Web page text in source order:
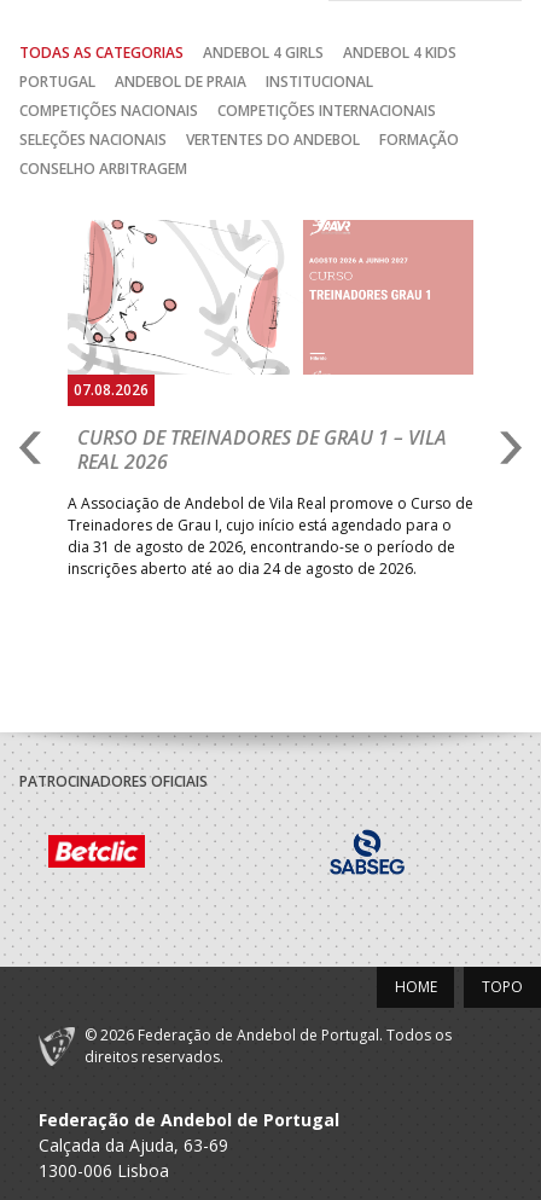
TODAS AS CATEGORIAS ANDEBOL 4 GIRLS
ANDEBOL 4 KIDS
PORTUGAL
ANDEBOL DE PRAIA
INSTITUCIONAL
COMPETIÇÕES NACIONAIS
COMPETIÇÕES INTERNACIONAIS
SELEÇÕES NACIONAIS
VERTENTES DO ANDEBOL
FORMAÇÃO
CONSELHO ARBITRAGEM
07.08.2026
CURSO DE TREINADORES DE GRAU 1 – VILA
REAL 2026
A Associação de Andebol de Vila Real promove o Curso de
Treinadores de Grau I, cujo início está agendado para o
dia 31 de agosto de 2026, encontrando-se o período de
inscrições aberto até ao dia 24 de agosto de 2026.
Anterior
PATROCINADORES OFICIAIS
TOPO
HOME
© 2026 Federação de Andebol de Portugal. Todos os
direitos reservados.
Federação de Andebol de Portugal
Calçada da Ajuda, 63-69
1300-006 Lisboa